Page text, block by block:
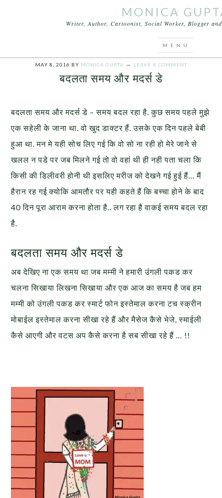
MONICA
Writer, Author, Cartoonist, Social Worker, Blogger
बदलता समय और मदर्स डे
MAY 8, 2016 BY MONICA GUPTA LEAVE A COMMENT
बदलता समय और मदर्स डे
बदलता समय और मदर्स डे – समय बदल रहा है. कुछ समय पहले मुझे
एक सहेली के जाना था. वो खुद डाक्टर हैं. उसके एक दिन पहले बेबी
हुआ था. मन मे यही सोच लिए गई कि वो सो ना रही हो मेरे जाने से
खलल न पडे पर जब मिलने गई तो वो वहां थी ही नही पता चला कि
किसी की डिलीवरी होनी थी इसलिए मरीज को देखने गई हुई हैं… मैं
हैरान रह गई क्योकि आमतौर पर यही कहते हैं कि बच्चा होने के बाद
40 दिन पूरा आराम करना होता है.. लग रहा है वाकई समय बदल रहा
है.
बदलता समय और मदर्स डे
अब देखिए ना एक समय था जब मम्मी ने हमारी उंगली पकड कर
चलना सिखाया लिखना सिखायाऔर एक आज का समय है जब हम
मम्मी को उंगली पकड कर स्मार्ट फोन इस्तेमाल करना टच स्क्रीन
मोबाईल इस्तेमाल करना सीखा रहे हैं और मैसेज कैसे भेजे, स्माईली
कैसे आएगी और वटस अप कैसे करना है सब सीखा रहे हैं … !!